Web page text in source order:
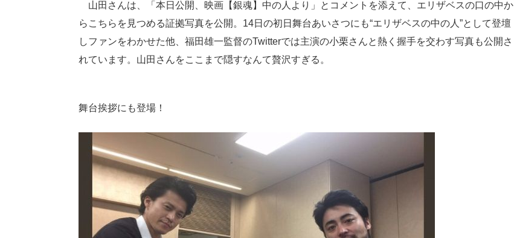
山田さんは、「本日公開、映画【銀魂】中の人より」とコメントを添えて、エリザベスの口の中か
らこちらを見つめる証拠写真を公開。14日の初日舞台あいさつにも“エリザベスの中の人”として登壇
しファンをわかせた他、福田雄一監督のTwitterでは主演の小栗さんと熱く握手を交わす写真も公開さ
れています。山田さんをここまで隠すなんて贅沢すぎる。
舞台挨拶にも登場！